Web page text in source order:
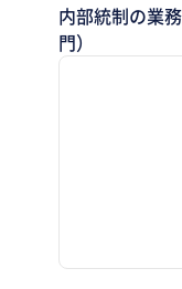
内部統制の業
門）